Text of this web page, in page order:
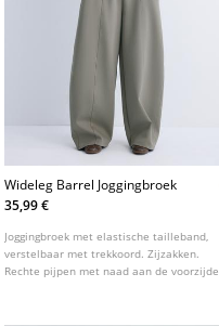
Wideleg Barrel Joggingbroek
35,99 €
Joggingbroek met elastische tailleband,
verstelbaar met trekkoord. Zijzakken.
Rechte pijpen met naad aan de voorzijde.